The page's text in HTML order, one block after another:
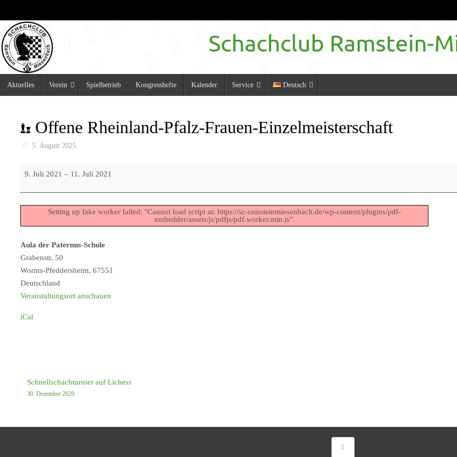
Inhalt
springen
Inhalt
Aktuelles Verein Spielbetrieb Kongresshefte Kalender Service Deutsch
Offene Rheinland-Pfalz-Frauen-Einzelmeisterschaft
5. August 2025
Pfalz-
Frauen-
9. Juli 2021 – 11. Juli 2021
Setting up fake worker failed: "Cannot load script at: https://sc-ramsteinmiesenbach.de/wp-content/plugins/pdf-
embedder/assets/js/pdfjs/pdf.worker.min.js".
Aula der Paternus-Schule
Grabenstr. 50
Worms-Pfeddersheim, 67551
Deutschland
Veranstaltungsort anschauen
iCal
Schnellschachturnier auf Lichess
30. Dezember 2020